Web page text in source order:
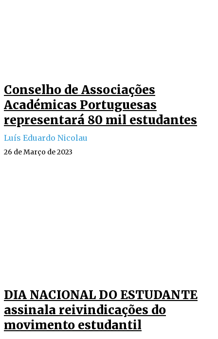
Conselho de Associações
Académicas Portuguesas
representará 80 mil estudantes
Luís Eduardo Nicolau
26 de Março de 2023
DIA NACIONAL DO ESTUDANTE
assinala reivindicações do
movimento estudantil